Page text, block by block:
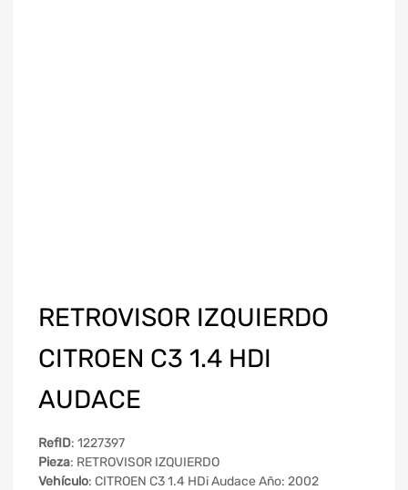
RETROVISOR IZQUIERDO
CITROEN C3 1.4 HDI
AUDACE
RefID: 1227397
Pieza: RETROVISOR IZQUIERDO
Vehículo: CITROEN C3 1.4 HDi Audace Año: 2002